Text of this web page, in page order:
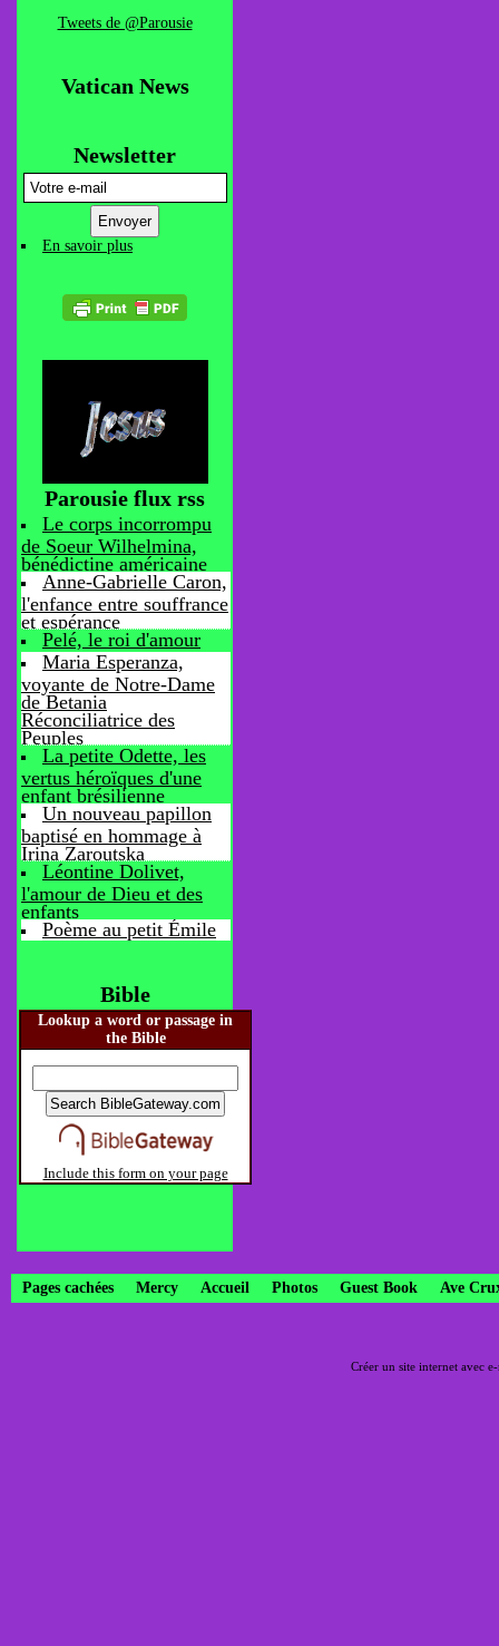
Tweets de @Parousie
Vatican News
Newsletter
En savoir plus
Parousie flux rss
Le corps incorrompu
de Soeur Wilhelmina,
bénédictine américaine
Anne-Gabrielle Caron,
l'enfance entre souffrance
et espérance
Pelé, le roi d'amour
Maria Esperanza,
voyante de Notre-Dame
de Betania
Réconciliatrice des
Peuples
La petite Odette, les
vertus héroïques d'une
enfant brésilienne
Un nouveau papillon
baptisé en hommage à
Irina Zaroutska
Léontine Dolivet,
l'amour de Dieu et des
enfants
Poème au petit Émile
Bible
Lookup a word or passage in
the Bible
Include this form on your page
Pages cachées Mercy Accueil Photos Guest Book Ave
Créer un site internet avec